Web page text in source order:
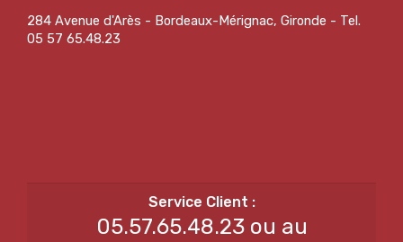
284 Avenue d'Arès - Bordeaux-Mérignac, Gironde - Tel.
05 57 65.48.23
05.57.65.48.23 ou au